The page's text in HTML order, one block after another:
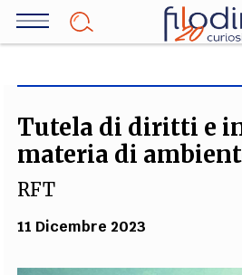
Salta
SOCIETÀ
MEDICINA
Tutela di diritti e
materia di
RFT
11 Dicembre 2023